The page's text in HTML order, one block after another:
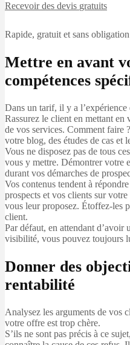
Recevoir des devis gratuits
Rapide, gratuit et sans obligation
Mettre en avant
compétences
Dans un tarif, il y a l’expérience
Rassurez le client en mettant en
de vos services. Comment faire
votre blog, des études de cas et
Vous ne disposez pas de tous
vous y mettre. Démontrer votre
durant vos démarches de
Vos contenus tendent à
prospects et vos clients sur
vous leur proposez. Étoffez-les
client.
Par défaut, en attendant d’avoir
visibilité, vous pouvez toujours
Donner des
rentabilité
Analysez les arguments de vos
votre offre est trop chère.
S’ils ne sont pas précis à ce